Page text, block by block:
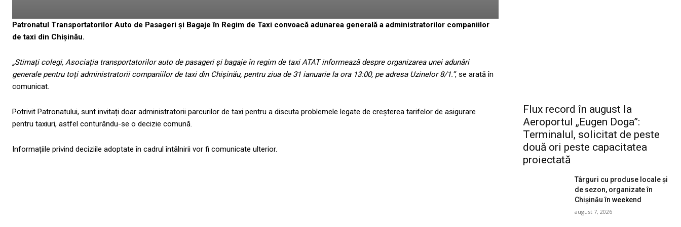
Patronatul Transportatorilor Auto de Pasageri și Bagaje în Regim de Taxi convoacă adunarea generală a administratorilor companiilor
de taxi din Chișinău.
„Stimați colegi, Asociația transportatorilor auto de pasageri și bagaje în regim de taxi ATAT informează despre organizarea unei adunări
generale pentru toți administratorii companiilor de taxi din Chișinău, pentru ziua de 31 ianuarie la ora 13:00, pe adresa Uzinelor 8/1.”, se arată în
comunicat.
Potrivit Patronatului, sunt invitați doar administratorii parcurilor de taxi pentru a discuta problemele legate de creșterea tarifelor de asigurare
pentru taxiuri, astfel conturându-se o decizie comună.
Informațiile privind deciziile adoptate în cadrul întâlnirii vor fi comunicate ulterior.
Flux record în august la
Aeroportul „Eugen Doga”:
Terminalul, solicitat de peste
două ori peste capacitatea
proiectată
Târguri cu produse locale și
de sezon, organizate în
Chișinău în weekend
august 7, 2026